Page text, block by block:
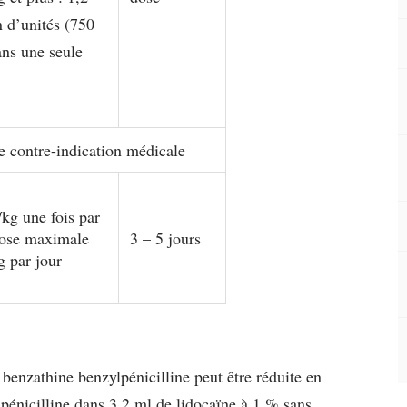
(750
une seule
contre-indication médicale
une fois par
maximale
par jour
3 – 5 jours
benzylpénicilline peut être réduite en